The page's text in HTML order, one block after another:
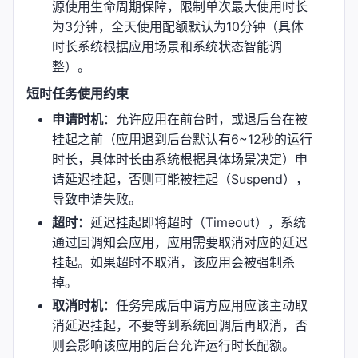
源使用生命周期保障，限制单次最大使用时长
为3分钟，全天使用配额默认为10分钟（具体
时长系统根据应用场景和系统状态智能调
整）。
短时任务使用约束
申请时机：允许应用在前台时，或退后台在被
挂起之前（应用退到后台默认有6~12秒的运行
时长，具体时长由系统根据具体场景决定）申
请延迟挂起，否则可能被挂起（Suspend），
导致申请失败。
超时：延迟挂起即将超时（Timeout），系统
通过回调知会应用，应用需要取消对应的延迟
挂起。如果超时不取消，该应用会被强制杀
掉。
取消时机：任务完成后申请方应用应该主动取
消延迟挂起，不要等到系统回调后再取消，否
则会影响该应用的后台允许运行时长配额。